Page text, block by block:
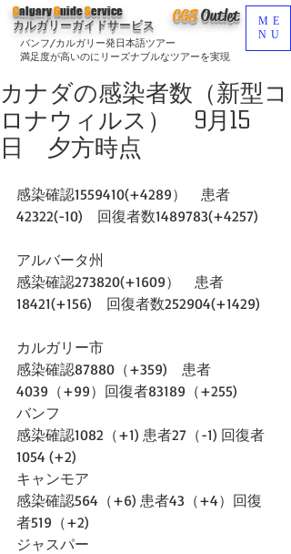
CGSOutlet
バンフ/カルガリー発日本語ツアー
満足度が高いのにリーズナブルなツアーを実現
CalgaryGuideService
カルガリーガイドサービス
ME
NU
カナダの感染者数（新型コ
ロナウィルス） 9月15
日 夕方時点
感染確認1559410(+4289）　患者
42322(-10)　回復者数1489783(+4257)
アルバータ州
感染確認273820(+1609）　患者
18421(+156)　回復者数252904(+1429)
カルガリー市
感染確認87880（+359)　患者
4039（+99）回復者83189（+255)
バンフ
感染確認1082（+1) 患者27（-1) 回復者
1054 (+2)
キャンモア
感染確認564（+6) 患者43（+4）回復
者519（+2)
ジャスパー